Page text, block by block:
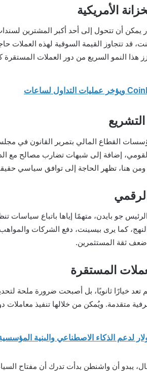
الأمريكية
يمكن أن تتحول إلى أحد أكبر المشترين
قد تتجاوز القيمة السوقية لهذه العملات
القطاع المالي بتمرير القانون في
إضافة إلى شبهات تضارب مصالح مع
هنا، تظهر الحاجة إلى توافق سياسي
جو بايدن، متهمًا إياها باتباع
كما يرى بيسينت، دفع الشركات والمواهب
ثقة المستثمرين.
المستقرة
ثانويًا، بل أصبحت ضرورة ملحة لتحديث
متقدمة. ويُمكن من خلالها تنفيذ معاملات
يبدو أن واشنطن بدأت تدرك أن مفتاح